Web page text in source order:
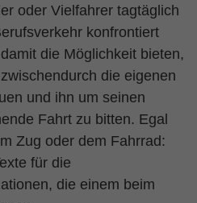
oder Vielfahrer tagtäglich
konfrontiert
die Möglichkeit bieten,
die eigenen
und ihn um seinen
Fahrt zu bitten. Egal
Zug oder dem Fahrrad:
für die
die einem beim